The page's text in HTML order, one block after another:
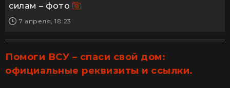
силам – фото
7 апреля, 18:23
Помоги ВСУ – спаси свой дом:
официальные реквизиты и ссылки.